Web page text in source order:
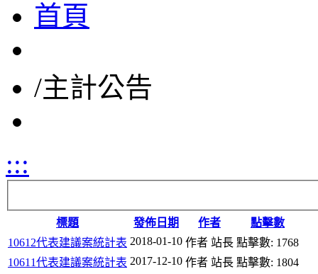
首頁
/主計公告
:::
標題 發佈日期 作者
點擊數
10612代表建議案統計表 2018-01-10 作者 站長 點擊數: 1768
10611代表建議案統計表 2017-12-10 作者 站長 點擊數: 1804